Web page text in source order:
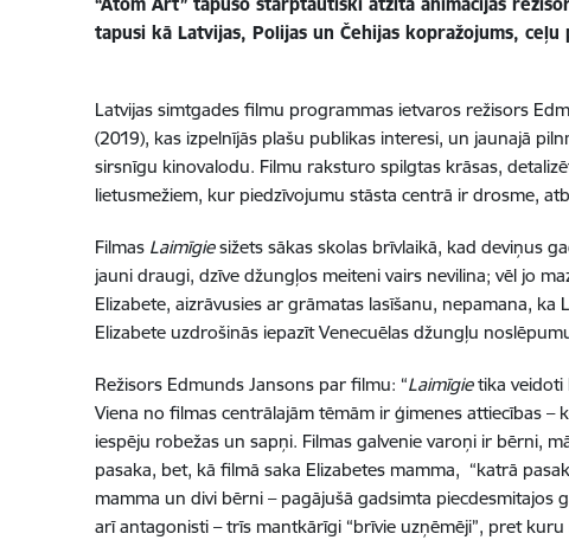
“Atom Art” tapušo starptautiski atzītā animācijas
tapusi kā Latvijas, Polijas un Čehijas kopražojums,
Latvijas simtgades filmu programmas ietvaros režisors
(2019), kas izpelnījās plašu publikas interesi, un jaunajā
sirsnīgu kinovalodu. Filmu raksturo spilgtas krāsas,
lietusmežiem, kur piedzīvojumu stāsta centrā ir drosme,
Filmas Laimīgiesižets sākas skolas brīvlaikā, kad deviņus
jauni draugi, dzīve džungļos meiteni vairs nevilina; vēl jo
Elizabete, aizrāvusies ar grāmatas lasīšanu, nepamana,
Elizabete uzdrošinās iepazīt Venecuēlas džungļu
Režisors Edmunds Jansons par filmu: “Laimīgietika veidoti
Viena no filmas centrālajām tēmām ir ģimenes attiecības
iespēju robežas un sapņi. Filmas galvenie varoņi ir bērni,
pasaka, bet, kā filmā saka Elizabetes mamma, “katrā
mamma un divi bērni – pagājušā gadsimta piecdesmitajos
arī antagonisti – trīs mantkārīgi “brīvie uzņēmēji”, pret